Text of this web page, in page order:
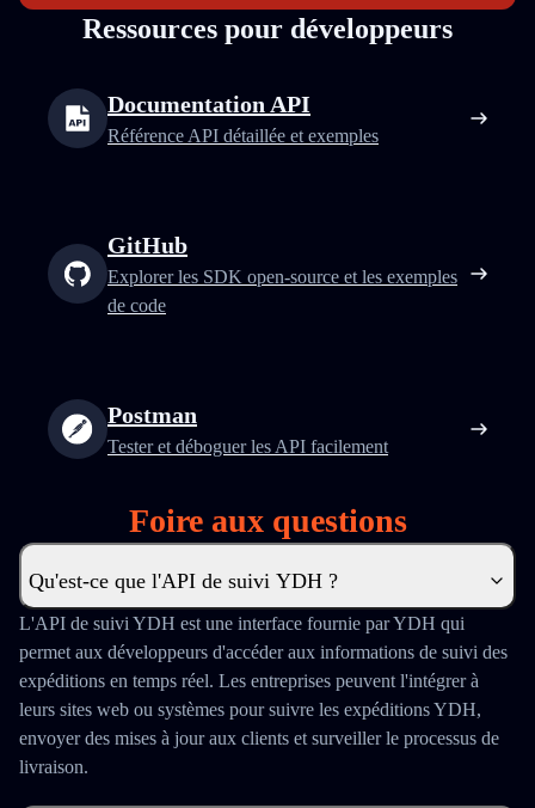
Ressources pour développeurs
Documentation API
Référence API détaillée et exemples
GitHub
Explorer les SDK open‑source et les exemples
de code
Postman
Tester et déboguer les API facilement
Foire aux questions
Qu'est-ce que l'API de suivi YDH ?
L'API de suivi YDH est une interface fournie par YDH qui
permet aux développeurs d'accéder aux informations de suivi des
expéditions en temps réel. Les entreprises peuvent l'intégrer à
leurs sites web ou systèmes pour suivre les expéditions YDH,
envoyer des mises à jour aux clients et surveiller le processus de
livraison.